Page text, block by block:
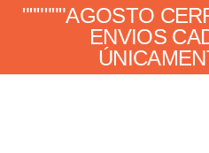
""""""AGOSTO
ENVIOS